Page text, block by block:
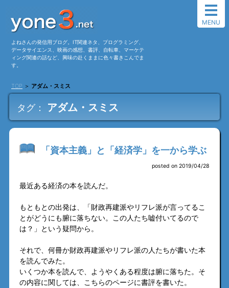
よねさんの発信用ブログ。IT関連ネタ、プログラミング、
データサイエンス、映画の感想、書評、自転車、マーケテ
ィング関連の話など、興味の赴くままに色々書きこんでま
す。
TOP ＞ アダム・スミス
MENU
タグ： アダム・スミス
「資本主義」と「経済学」を一から学ぶ
posted on 2019/04/28
最近ある経済の本を読んだ。
もともとの出発は、「財政再建派やリフレ派が言ってるこ
とがどうにも腑に落ちない。この人たち嘘付いてるので
は？」という疑問から。
それで、何冊か財政再建派やリフレ派の人たちが書いた本
を読んでみた。
いくつか本を読んで、ようやくある程度は腑に落ちた。そ
の内容に関しては、こちらのページに書評を書いた。